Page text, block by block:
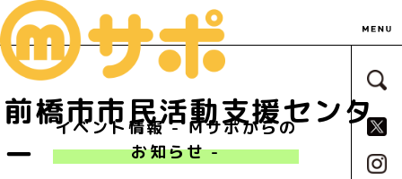
前橋市市民活動支援センタ
ー
サ
イベント情報 - Ｍサポからの
お知らせ -